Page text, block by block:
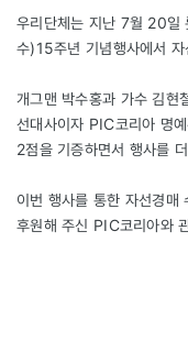
우리단체는 지난 7월 20일
수)15주년 기념행사에서
개그맨 박수홍과 가수 김현
선대사이자 PIC코리아 명
2점을 기증하면서 행사를
이번 행사를 통한 자선경매
후원해 주신 PIC코리아와